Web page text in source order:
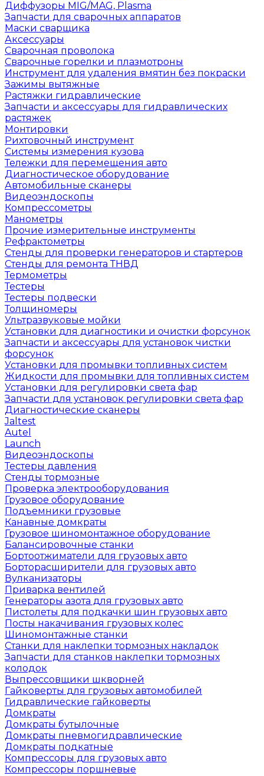
Диффузоры MIG/MAG, Plasma
Запчасти для сварочных аппаратов
Маски сварщика
Аксессуары
Сварочная проволока
Сварочные горелки и плазмотроны
Инструмент для удаления вмятин без покраски
Зажимы вытяжные
Растяжки гидравлические
Запчасти и аксессуары для гидравлических
растяжек
Монтировки
Рихтовочный инструмент
Системы измерения кузова
Тележки для перемещения авто
Диагностическое оборудование
Автомобильные сканеры
Видеоэндоскопы
Компрессометры
Манометры
Прочие измерительные инструменты
Рефрактометры
Стенды для проверки генераторов и стартеров
Стенды для ремонта ТНВД
Термометры
Тестеры
Тестеры подвески
Толщиномеры
Ультразвуковые мойки
Установки для диагностики и очистки форсунок
Запчасти и аксессуары для установок чистки
форсунок
Установки для промывки топливных систем
Жидкости для промывки для топливных систем
Установки для регулировки света фар
Запчасти для установок регулировки света фар
Диагностические сканеры
Jaltest
Autel
Launch
Видеоэндоскопы
Тестеры давления
Стенды тормозные
Проверка электрооборудования
Грузовое оборудование
Подъемники грузовые
Канавные домкраты
Грузовое шиномонтажное оборудование
Балансировочные станки
Бортоотжиматели для грузовых авто
Борторасширители для грузовых авто
Вулканизаторы
Приварка вентилей
Генераторы азота для грузовых авто
Пистолеты для подкачки шин грузовых авто
Посты накачивания грузовых колес
Шиномонтажные станки
Станки для наклепки тормозных накладок
Запчасти для станков наклепки тормозных
колодок
Выпрессовщики шкворней
Гайковерты для грузовых автомобилей
Гидравлические гайковерты
Домкраты
Домкраты бутылочные
Домкраты пневмогидравлические
Домкраты подкатные
Компрессоры для грузовых авто
Компрессоры поршневые